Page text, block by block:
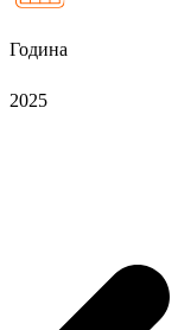
Година
2025